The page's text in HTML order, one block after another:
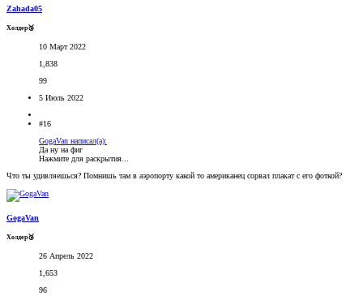
Zahada05
Холдер🥉
10 Март 2022
1,838
99
5 Июль 2022
#16
GogaVan написал(а):
Да ну на фиг
Нажмите для раскрытия...
Что ты удивляешься? Помнишь там в аэропорту какой то американец сорвал плакат с его фоткой?
GogaVan
Холдер🥉
26 Апрель 2022
1,653
96